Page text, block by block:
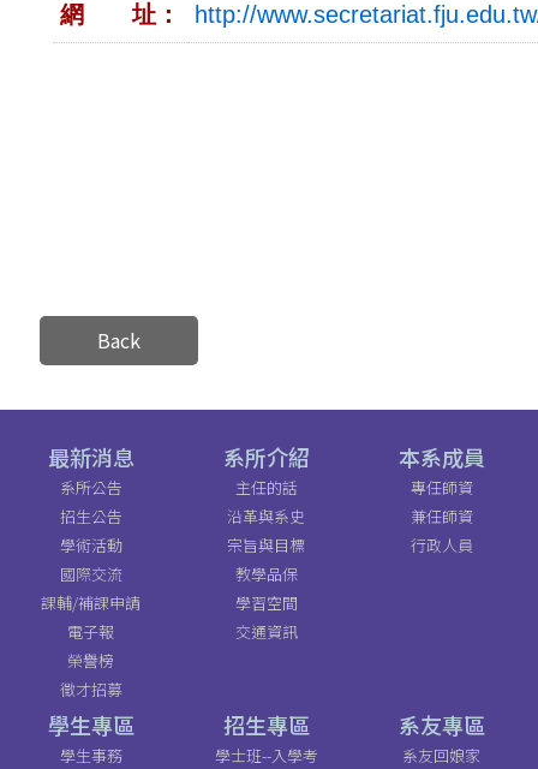
網 址：
http://
Back
最新消息
系所公告
招生公告
學術活動
國際交流
課輔/補課申請
電子報
榮譽榜
徵才招募
系所介紹
主任的話
沿革與系史
宗旨與目標
教學品保
學習空間
交通資訊
本系成員
專任師資
兼任師資
行政人員
學生專區
學生事務
招生專區
學士班--入學考
系友專區
系友回娘家